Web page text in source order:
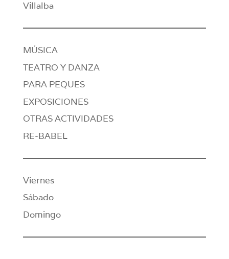
Villalba
MÚSICA
TEATRO Y DANZA
PARA PEQUES
EXPOSICIONES
OTRAS ACTIVIDADES
RE-BABEL
Viernes
Sábado
Domingo